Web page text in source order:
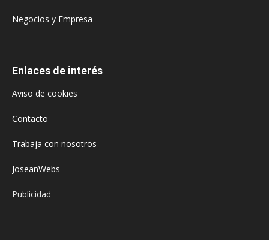
Negocios y Empresa
Enlaces de interés
Aviso de cookies
Contacto
Trabaja con nosotros
JoseanWebs
Publicidad